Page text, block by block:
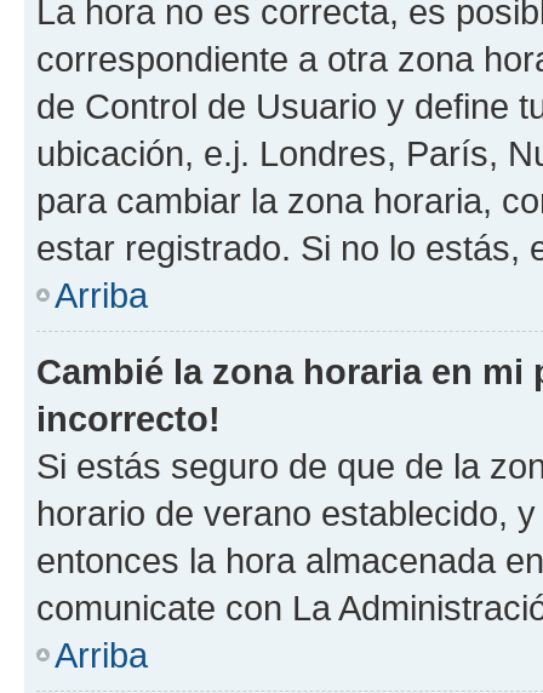
La hora no es correcta, es
correspondiente a otra zona
de Control de Usuario y define
ubicación, e.j. Londres, París,
para cambiar la zona horaria,
estar registrado. Si no lo estás,
Arriba
Cambié la zona horaria en
incorrecto!
Si estás seguro de que de la
horario de verano establecido,
entonces la hora almacenada
comunicate con La
Arriba